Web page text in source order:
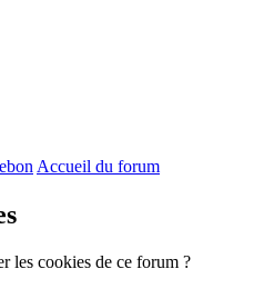
Accueil du forum
les cookies de ce forum ?